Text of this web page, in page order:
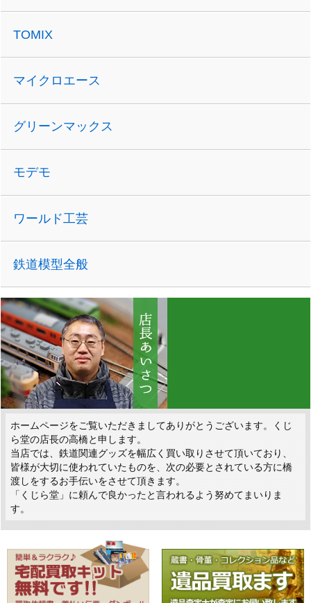
TOMIX
マイクロエース
グリーンマックス
モデモ
ワールド工芸
鉄道模型全般
ホームページをご覧いただきましてありがとうございます。くじ
ら堂の店長の高橋と申します。
当店では、鉄道関連グッズを幅広く買い取りさせて頂いており、
皆様が大切に使われていたものを、次の必要とされている方に橋
渡しをするお手伝いをさせて頂きます。
「くじら堂」に頼んで良かったと言われるよう努めてまいりま
す。